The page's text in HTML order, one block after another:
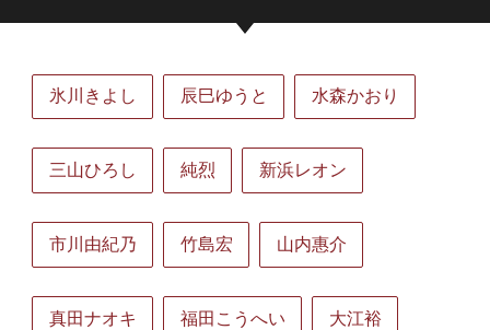
氷川きよし 辰巳ゆうと 水森かおり
三山ひろし 純烈 新浜レオン
市川由紀乃 竹島宏 山内惠介
真田ナオキ 福田こうへい 大江裕